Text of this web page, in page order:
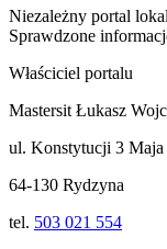
Niezależny portal
Sprawdzone
Właściciel portalu
Mastersit Łukasz
ul. Konstytucji 3 Maja
64-130 Rydzyna
tel. 503 021 554